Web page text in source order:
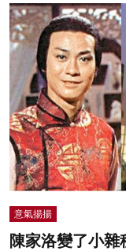
意氣揚揚
陳家洛變了小